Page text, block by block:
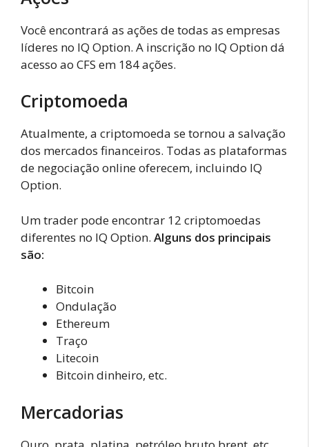
Você encontrará as ações de todas as empresas
líderes no IQ Option. A inscrição no IQ Option dá
acesso ao CFS em 184 ações.
Criptomoeda
Atualmente, a criptomoeda se tornou a salvação
dos mercados financeiros. Todas as plataformas
de negociação online oferecem, incluindo IQ
Option.
Um trader pode encontrar 12 criptomoedas
diferentes no IQ Option. Alguns dos principais
são:
Bitcoin
Ondulação
Ethereum
Traço
Litecoin
Bitcoin dinheiro, etc.
Mercadorias